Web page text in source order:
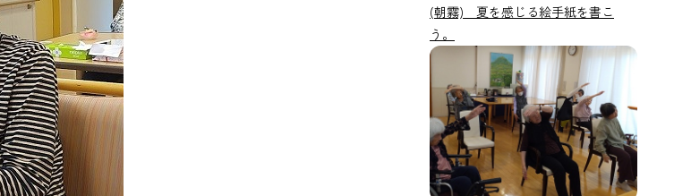
(朝霧) 夏を感じる絵手紙を書こ
う。